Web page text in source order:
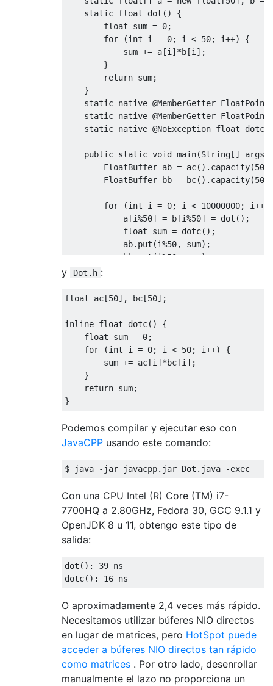
static float dot ()
{
float sum = 0;
for
(int i = 0; i < 50; i++)
{
            sum
+= a[i ]*b[i ];
}
return sum;
}
static native @MemberGetter
static native @MemberGetter
static native @NoException float dotc
public static void main(String[] args
FloatBuffer ab = ac(). capacity(50
FloatBuffer bb = bc(). capacity(50
for (int i = 0; i < 10000000; i++)
            a
[i%50] = b[i%50] = dot ();
float sum = dotc();
            ab
. put (i%50, sum);
            bb
put ( i% 50
);
for
int i =
}
long t2 =
for
int i ; i < 10000000
float sum = dotc
            ab
            bb
.
.out println
System
out. println
}
y Dot.h :
float ac[50], bc[50];
inline float dotc()
{
float sum = 0;
for
(int i = 0; i < 50; i++)
{
        sum
+= ac[i ]*bc[i ];
}
return sum;
}
Podemos compilar y ejecutar eso con
JavaCPP usando este comando:
$ java - jar javacpp. jar Dot . java -exec
Con una CPU Intel (R) Core (TM) i7-
7700HQ a 2.80GHz, Fedora 30, GCC 9.1.1 y
OpenJDK 8 u 11, obtengo este tipo de
salida:
dot (): 39 ns
dotc(): 16 ns
O aproximadamente 2,4 veces más rápido.
Necesitamos utilizar búferes NIO directos
en lugar de matrices, pero HotSpot puede
acceder a búferes NIO directos tan rápido
como matrices . Por otro lado, desenrollar
manualmente el lazo no proporciona un